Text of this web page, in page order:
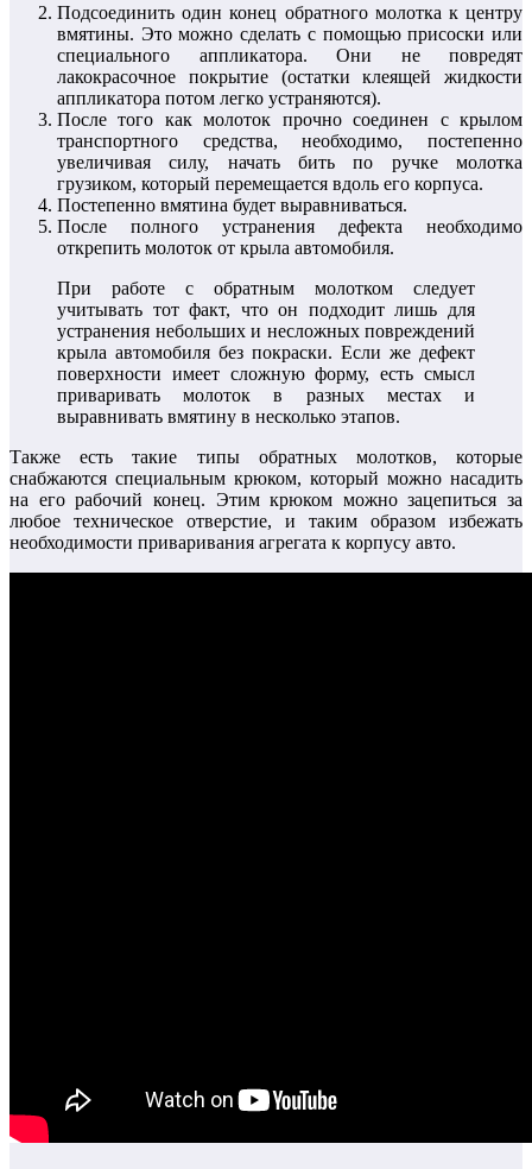
Подсоединить один конец обратного молотка к центру
вмятины. Это можно сделать с помощью присоски или
специального аппликатора. Они не повредят
лакокрасочное покрытие (остатки клеящей жидкости
аппликатора потом легко устраняются).
После того как молоток прочно соединен с крылом
транспортного средства, необходимо, постепенно
увеличивая силу, начать бить по ручке молотка
грузиком, который перемещается вдоль его корпуса.
Постепенно вмятина будет выравниваться.
После полного устранения дефекта необходимо
открепить молоток от крыла автомобиля.
При работе с обратным молотком следует
учитывать тот факт, что он подходит лишь для
устранения небольших и несложных повреждений
крыла автомобиля без покраски. Если же дефект
поверхности имеет сложную форму, есть смысл
приваривать молоток в разных местах и
выравнивать вмятину в несколько этапов.
Также есть такие типы обратных молотков, которые
снабжаются специальным крюком, который можно насадить
на его рабочий конец. Этим крюком можно зацепиться за
любое техническое отверстие, и таким образом избежать
необходимости приваривания агрегата к корпусу авто.